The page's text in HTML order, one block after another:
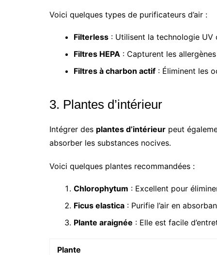
Voici quelques types de purificateurs d’air :
Filterless : Utilisent la technologie UV
Filtres HEPA : Capturent les
Filtres à charbon actif : Éliminent les
3. Plantes d’intérieur
Intégrer des plantes d’intérieur peut
absorber les substances nocives.
Voici quelques plantes recommandées :
Chlorophytum : Excellent pour
Ficus elastica : Purifie l’air en
Plante araignée : Elle est facile
Plante